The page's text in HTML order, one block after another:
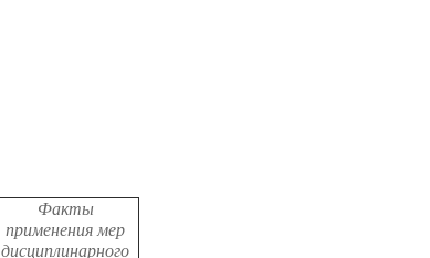
Факты
применения мер
дисциплинарного